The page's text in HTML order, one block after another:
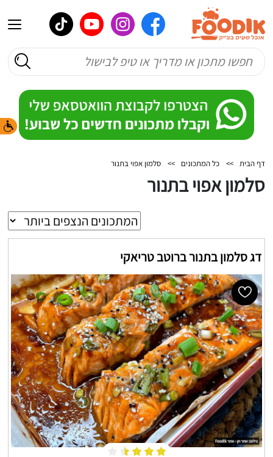
דף הבית >> כל המתכונים >> סלמון אפוי בתנור
סלמון אפוי בתנור
דג סלמון בתנור ברוטב טריאקי